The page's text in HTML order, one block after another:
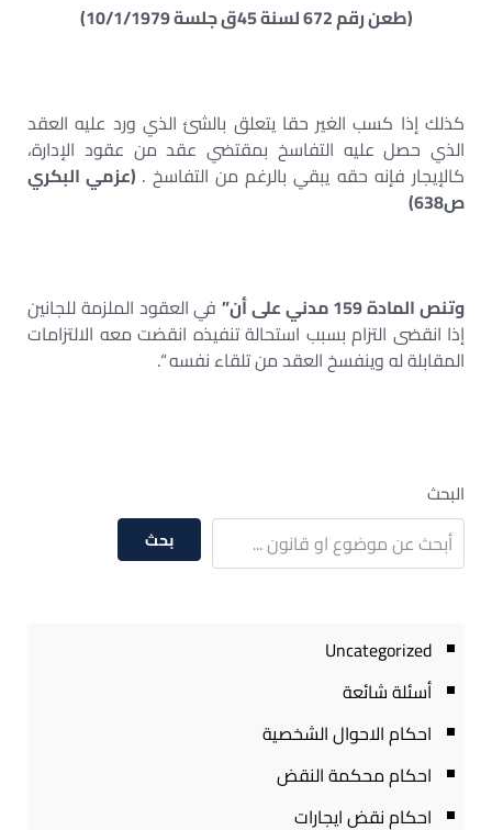
(طعن رقم 672 لسنة 45ق جلسة 10/1/1979)
كذلك إذا كسب الغير حقا يتعلق بالشئ الذي ورد عليه العقد
الذي حصل عليه التفاسخ بمقتضي عقد من عقود الإدارة،
كالإيجار فإنه حقه يبقي بالرغم من التفاسخ . (عزمي البكري
ص638)
وتنص المادة 159 مدني على أن”
في العقود الملزمة للجانين
إذا انقضى التزام بسبب استحالة تنفيذه انقضت معه الالتزامات
المقابلة له وينفسخ العقد من تلقاء نفسه “.
البحث
بحث
Uncategorized
أسئلة شائعة
احكام الاحوال الشخصية
احكام محكمة النقض
احكام نقض ايجارات